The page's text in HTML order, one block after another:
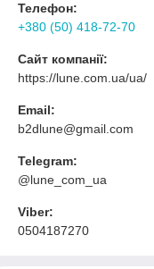
Телефон:
+380 (50) 418-72-70
Сайт компанії:
https://lune.com.ua/ua/
Email:
b2dlune@gmail.com
Telegram:
@lune_com_ua
Viber:
0504187270